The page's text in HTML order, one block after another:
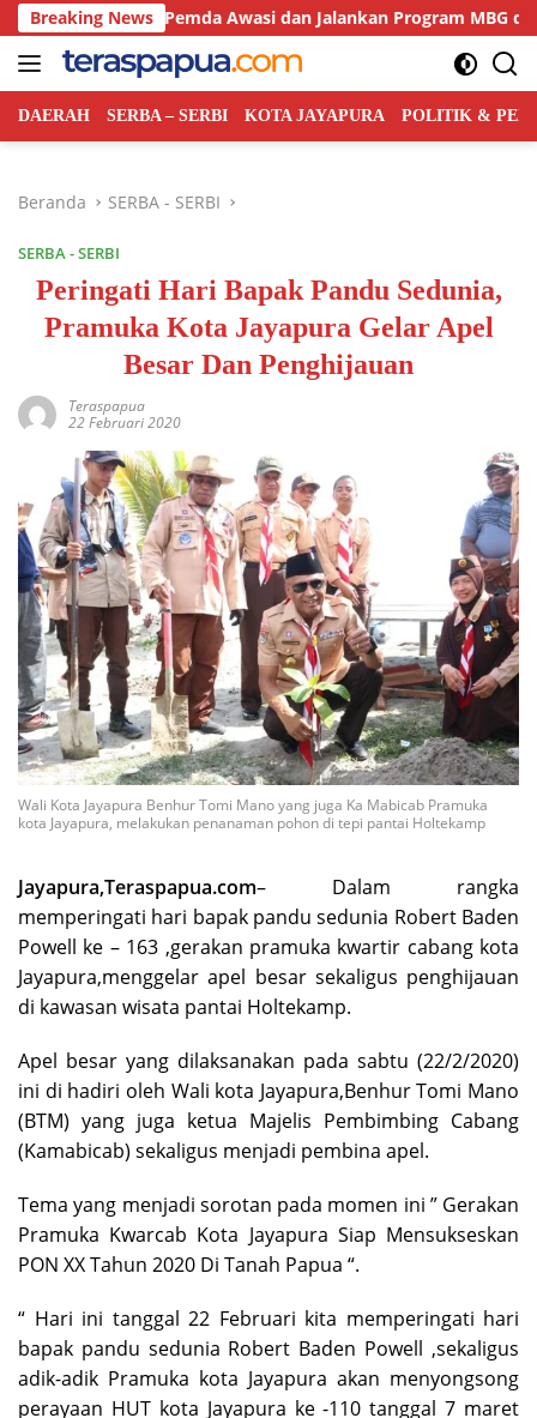
Langsung
ke
konten
Breaking News
Libatkan Pemda Awasi dan Jalankan Program MBG di Daerah
DAERAH SERBA – SERBI KOTA JAYAPURA POLITIK &
Beranda SERBA - SERBI
SERBA - SERBI
Peringati Hari Bapak Pandu Sedunia,
Pramuka Kota Jayapura Gelar Apel
Besar Dan Penghijauan
Teraspapua
22 Februari 2020
Wali Kota Jayapura Benhur Tomi Mano yang juga Ka Mabicab Pramuka
kota Jayapura, melakukan penanaman pohon di tepi pantai Holtekamp
Jayapura,Teraspapua.com– Dalam rangka
memperingati hari bapak pandu sedunia Robert Baden
Powell ke – 163 ,gerakan pramuka kwartir cabang kota
Jayapura,menggelar apel besar sekaligus penghijauan
di kawasan wisata pantai Holtekamp.
Apel besar yang dilaksanakan pada sabtu (22/2/2020)
ini di hadiri oleh Wali kota Jayapura,Benhur Tomi Mano
(BTM) yang juga ketua Majelis Pembimbing Cabang
(Kamabicab) sekaligus menjadi pembina apel.
Tema yang menjadi sorotan pada momen ini ” Gerakan
Pramuka Kwarcab Kota Jayapura Siap Mensukseskan
PON XX Tahun 2020 Di Tanah Papua “.
“ Hari ini tanggal 22 Februari kita memperingati hari
bapak pandu sedunia Robert Baden Powell ,sekaligus
adik-adik Pramuka kota Jayapura akan menyongsong
perayaan HUT kota Jayapura ke -110 tanggal 7 maret